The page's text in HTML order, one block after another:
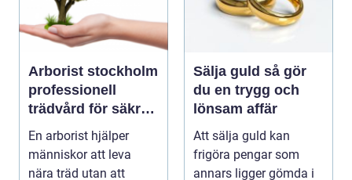
Arborist stockholm
professionell
trädvård för säkra
och vackra träd
En arborist hjälper
människor att leva
nära träd utan att
Sälja guld så gör
du en trygg och
lönsam affär
Att sälja guld kan
frigöra pengar som
annars ligger gömda i